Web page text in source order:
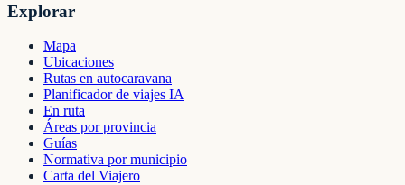
Explorar
Mapa
Ubicaciones
Rutas en autocaravana
Planificador de viajes IA
En ruta
Áreas por provincia
Guías
Normativa por municipio
Carta del Viajero